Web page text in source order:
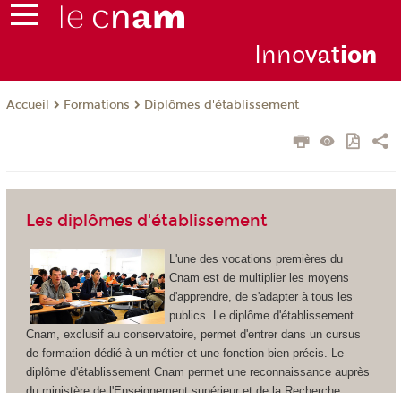
Innovation
Accueil Formations Diplômes d'établissement
Les diplômes d'établissement
L'une des vocations premières du
Cnam est de multiplier les moyens
d'apprendre, de s'adapter à tous les
publics. Le diplôme d'établissement
Cnam, exclusif au conservatoire, permet d'entrer dans un cursus
de formation dédié à un métier et une fonction bien précis. Le
diplôme d'établissementCnam permet une reconnaissance auprès